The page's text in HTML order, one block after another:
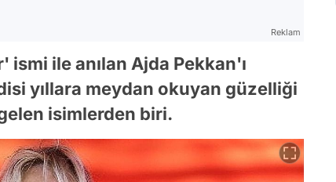
Reklam
ile anılan Ajda Pekkan'ı
yıllara meydan okuyan güzelliği
isimlerden biri.